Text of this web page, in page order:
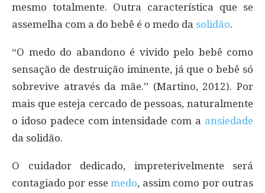
mesmo totalmente. Outra característica que se
assemelha com a do bebê é o medo da solidão.
“O medo do abandono é vivido pelo bebê como
sensação de destruição iminente, já que o bebê só
sobrevive através da mãe.” (Martino, 2012). Por
mais que esteja cercado de pessoas, naturalmente
o idoso padece com intensidade com a ansiedade
da solidão.
O cuidador dedicado, impreterivelmente será
contagiado por essemedo, assim como por outras